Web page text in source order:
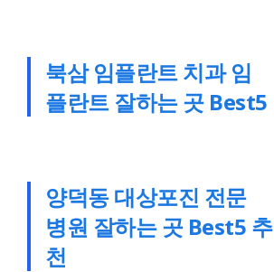
북삼 임플란트 치과 임
플란트 잘하는 곳 Best5
양덕동 대상포진 전문
병원 잘하는 곳 Best5 추
천